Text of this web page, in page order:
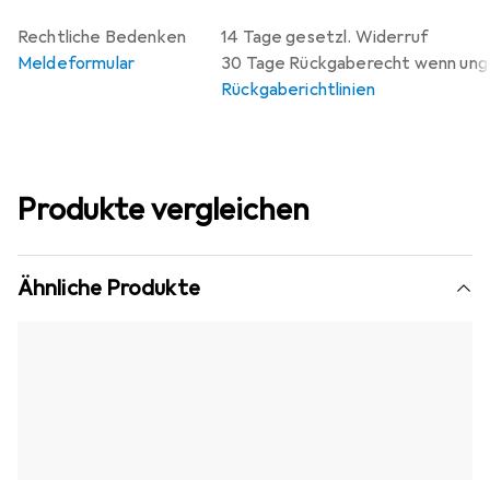
14 Tage gesetzl. Widerruf
30 Tage Rückgaberecht wenn
Rückgaberichtlinien
Rechtliche Bedenken
Meldeformular
Produkte vergleichen
Ähnliche Produkte